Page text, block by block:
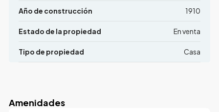
Año de construcción 1910
Estado de la propiedad En venta
Tipo de propiedad Casa
Amenidades